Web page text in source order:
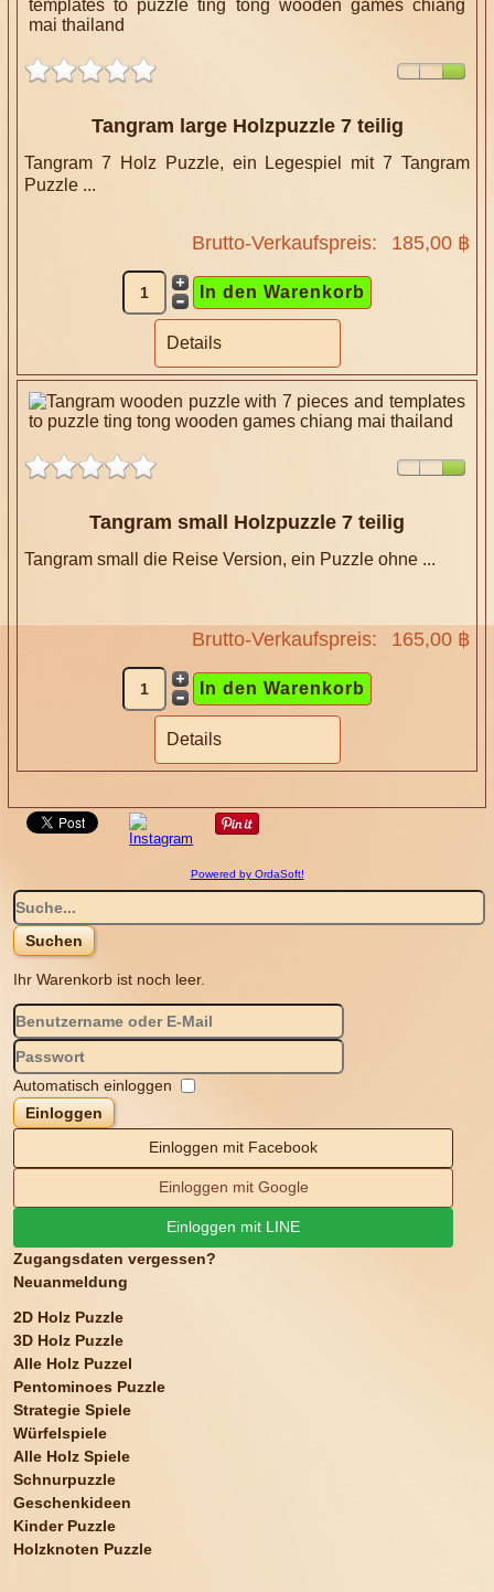
Tangram large Holzpuzzle 7 teilig
Tangram 7 Holz Puzzle, ein Legespiel mit 7 Tangram
Puzzle ...
Brutto-Verkaufspreis: 185,00 ฿
Details
Tangram small Holzpuzzle 7 teilig
Tangram small die Reise Version, ein Puzzle ohne ...
Brutto-Verkaufspreis: 165,00 ฿
Details
Powered by OrdaSoft!
Ihr Warenkorb ist noch leer.
Automatisch einloggen
Einloggen
Einloggen mit Facebook
Einloggen mit Google
Einloggen mit LINE
Zugangsdaten vergessen?
Neuanmeldung
2D Holz Puzzle
3D Holz Puzzle
Alle Holz Puzzel
Pentominoes Puzzle
Strategie Spiele
Würfelspiele
Alle Holz Spiele
Schnurpuzzle
Geschenkideen
Kinder Puzzle
Holzknoten Puzzle